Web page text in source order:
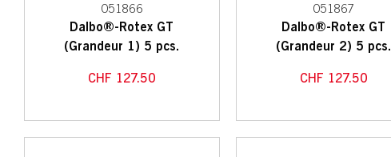
051866
Dalbo®-Rotex GT
(Grandeur 1) 5 pcs.
CHF 127.50
051867
Dalbo®-Rotex GT
(Grandeur 2) 5 pcs.
CHF 127.50